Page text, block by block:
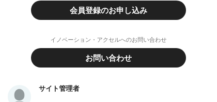
会員登録のお申し込み
イノベーション・アクセルへのお問い合わせ
お問い合わせ
サイト管理者